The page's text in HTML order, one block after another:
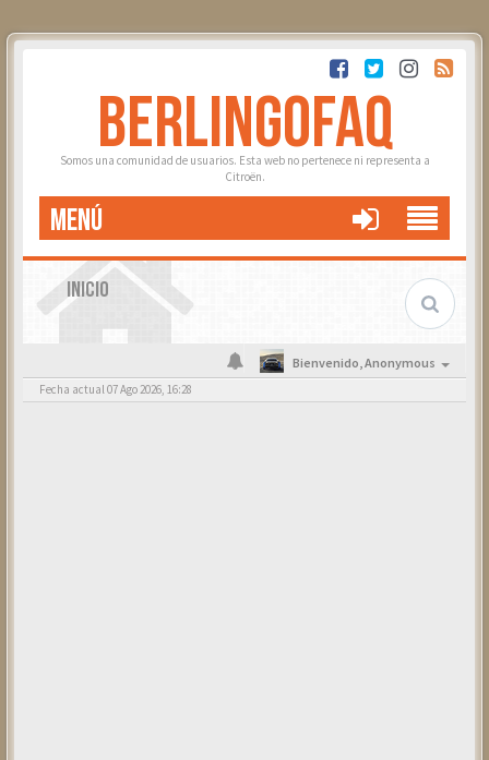
BERLINGOFAQ
Somos una comunidad de usuarios. Esta web no pertenece ni representa a
Citroën.
MENÚ
INICIO
Bienvenido,Anonymous
Fecha actual 07 Ago 2026, 16:28